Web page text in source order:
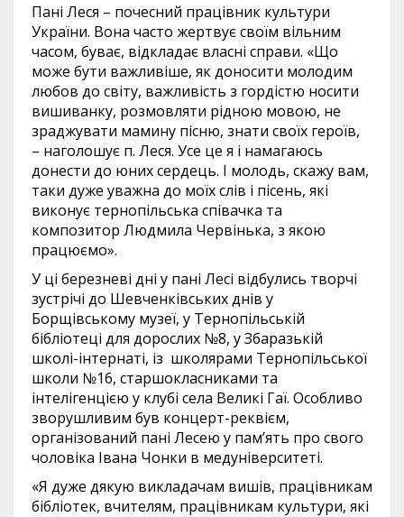
Пані Леся – почесний працівник культури
України. Вона часто жертвує своїм вільним
часом, буває, відкладає власні справи. «Що
може бути важливіше, як доносити молодим
любов до світу, важливість з гордістю носити
вишиванку, розмовляти рідною мовою, не
зраджувати мамину пісню, знати своїх героїв,
– наголошує п. Леся. Усе це я і намагаюсь
донести до юних сердець. І молодь, скажу вам,
таки дуже уважна до моїх слів і пісень, які
виконує тернопільська співачка та
композитор Людмила Червінька, з якою
працюємо».
У ці березневі дні у пані Лесі відбулись творчі
зустрічі до Шевченківських днів у
Борщівському музеї, у Тернопільській
бібліотеці для дорослих №8, у Збаразькій
школі-інтернаті, із школярами Тернопільської
школи №16, старшокласниками та
інтелігенцією у клубі села Великі Гаї. Особливо
зворушливим був концерт-реквієм,
організований пані Лесею у пам’ять про свого
чоловіка Івана Чонки в медуніверситеті.
«Я дуже дякую викладачам вишів, працівникам
бібліотек, вчителям, працівникам культури, які